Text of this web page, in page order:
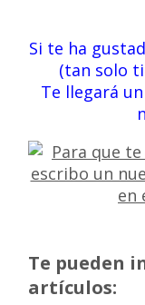
Si te ha
(tan solo
Te llegará
Te pueden
artículos: